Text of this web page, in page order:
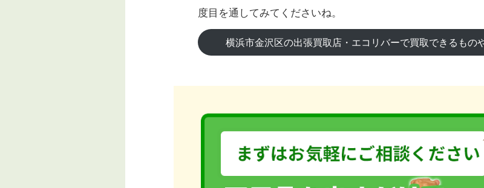
度目を通してみてくださいね。
横浜市金沢区の出張買取店・エコリバーで買取できるもの